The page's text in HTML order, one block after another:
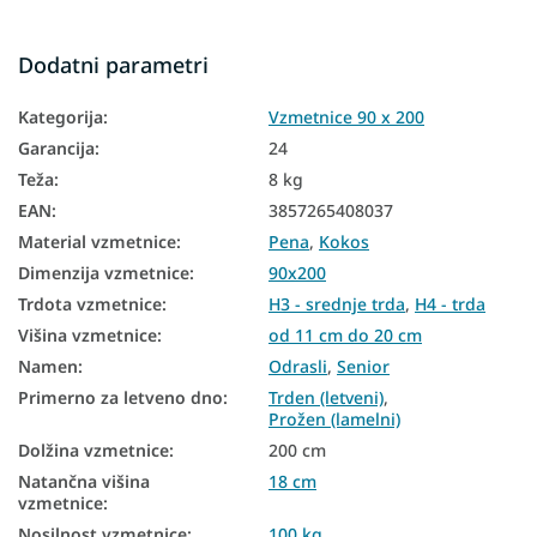
Vzmetnice glede na nosilnost
Tanke vzmetnice
Vzmetnice Aloe Vera
Vzmetnice iz HR pene
Vzmetnice za dodatno posteljo
Vzmetnice iz naravnih materialov
Talne vzmetnice
Dvostranske vzmetnice
Vzmetnice za nastavljivo posteljno dno
Vzmetnice glede na trdoto
Dodatni parametri
Kategorija:
Vzmetnice 90 x 200
Garancija:
24
Teža:
8 kg
EAN:
3857265408037
Material vzmetnice: Pena, Kokos
Dimenzija vzmetnice:
90x200
Trdota vzmetnice: H3 - srednje trda, H4 - trda
Višina vzmetnice:
od 11 cm do 20 cm
Namen: Odrasli, Senior
Primerno za letveno dno: Trden (letveni),
Prožen (lamelni)
Dolžina vzmetnice:
200 cm
Natančna višina
vzmetnice:
18 cm